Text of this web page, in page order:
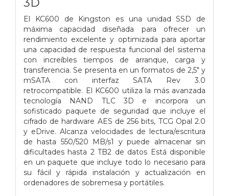
El KC600 de Kingston es una unidad SSD de
máxima capacidad diseñada para ofrecer un
rendimiento excelente y optimizada para aportar
una capacidad de respuesta funcional del sistema
con increíbles tiempos de arranque, carga y
transferencia. Se presenta en un formatos de 2,5" y
mSATA con interfaz SATA Rev 3.0
retrocompatible. El KC600 utiliza la más avanzada
tecnología NAND TLC 3D e incorpora un
sofisticado paquete de seguridad que incluye el
cifrado de hardware AES de 256 bits, TCG Opal 2.0
y eDrive. Alcanza velocidades de lectura/escritura
de hasta 550/520 MB/s1 y puede almacenar sin
dificultades hasta 2 TB2 de datos Está disponible
en un paquete que incluye todo lo necesario para
su fácil y rápida instalación y actualización en
ordenadores de sobremesa y portátiles.